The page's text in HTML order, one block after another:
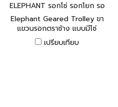
ELEPHANT รอกโซ่ รอกโยก รอ
กถ่วง G-1
Elephant Geared Trolley ขา
แขวนรอกตราช้าง แบบมีโซ่
สามารถปรับขนาดให้ใช้ได้กับ
เหล็ก Beam ขนาดใดๆ ก็ได้
เปรียบเทียบ